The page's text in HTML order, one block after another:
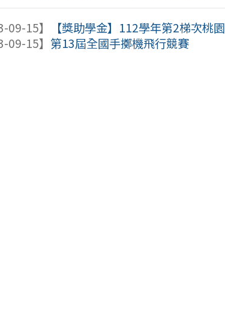
09-15】
【獎助學金】112學年第2梯次桃
09-15】 第13屆全國手擲機飛行競賽